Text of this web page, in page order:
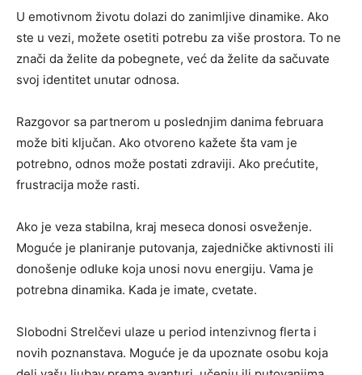
U emotivnom životu dolazi do zanimljive dinamike. Ako
ste u vezi, možete osetiti potrebu za više prostora. To ne
znači da želite da pobegnete, već da želite da sačuvate
svoj identitet unutar odnosa.
Razgovor sa partnerom u poslednjim danima februara
može biti ključan. Ako otvoreno kažete šta vam je
potrebno, odnos može postati zdraviji. Ako prećutite,
frustracija može rasti.
Ako je veza stabilna, kraj meseca donosi osveženje.
Moguće je planiranje putovanja, zajedničke aktivnosti ili
donošenje odluke koja unosi novu energiju. Vama je
potrebna dinamika. Kada je imate, cvetate.
Slobodni Strelčevi ulaze u period intenzivnog flerta i
novih poznanstava. Moguće je da upoznate osobu koja